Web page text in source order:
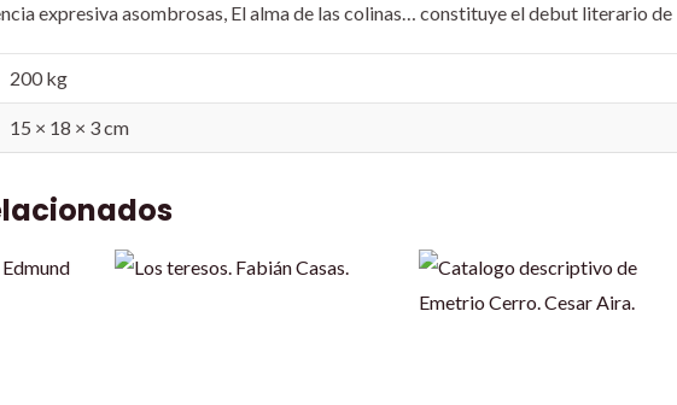
expresiva asombrosas, El alma de las colinas… constituye el debut literario de
200 kg
15 × 18 × 3 cm